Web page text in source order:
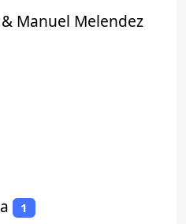
Manuel Melendez
1